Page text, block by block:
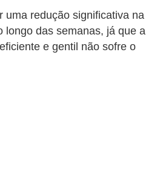
uma redução significativa na
longo das semanas, já que a
e gentil não sofre o